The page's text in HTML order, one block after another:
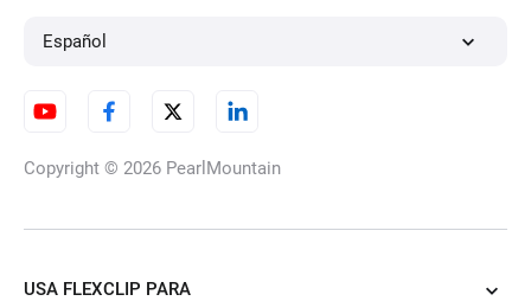
Español
Copyright © 2026 PearlMountain
USA FLEXCLIP PARA